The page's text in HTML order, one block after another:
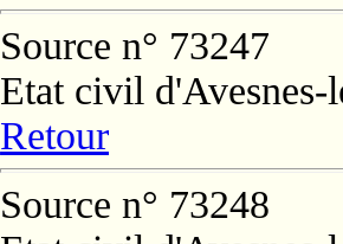
Source n° 73247
Etat civil d'Avesnes-
Retour
Source n° 73248